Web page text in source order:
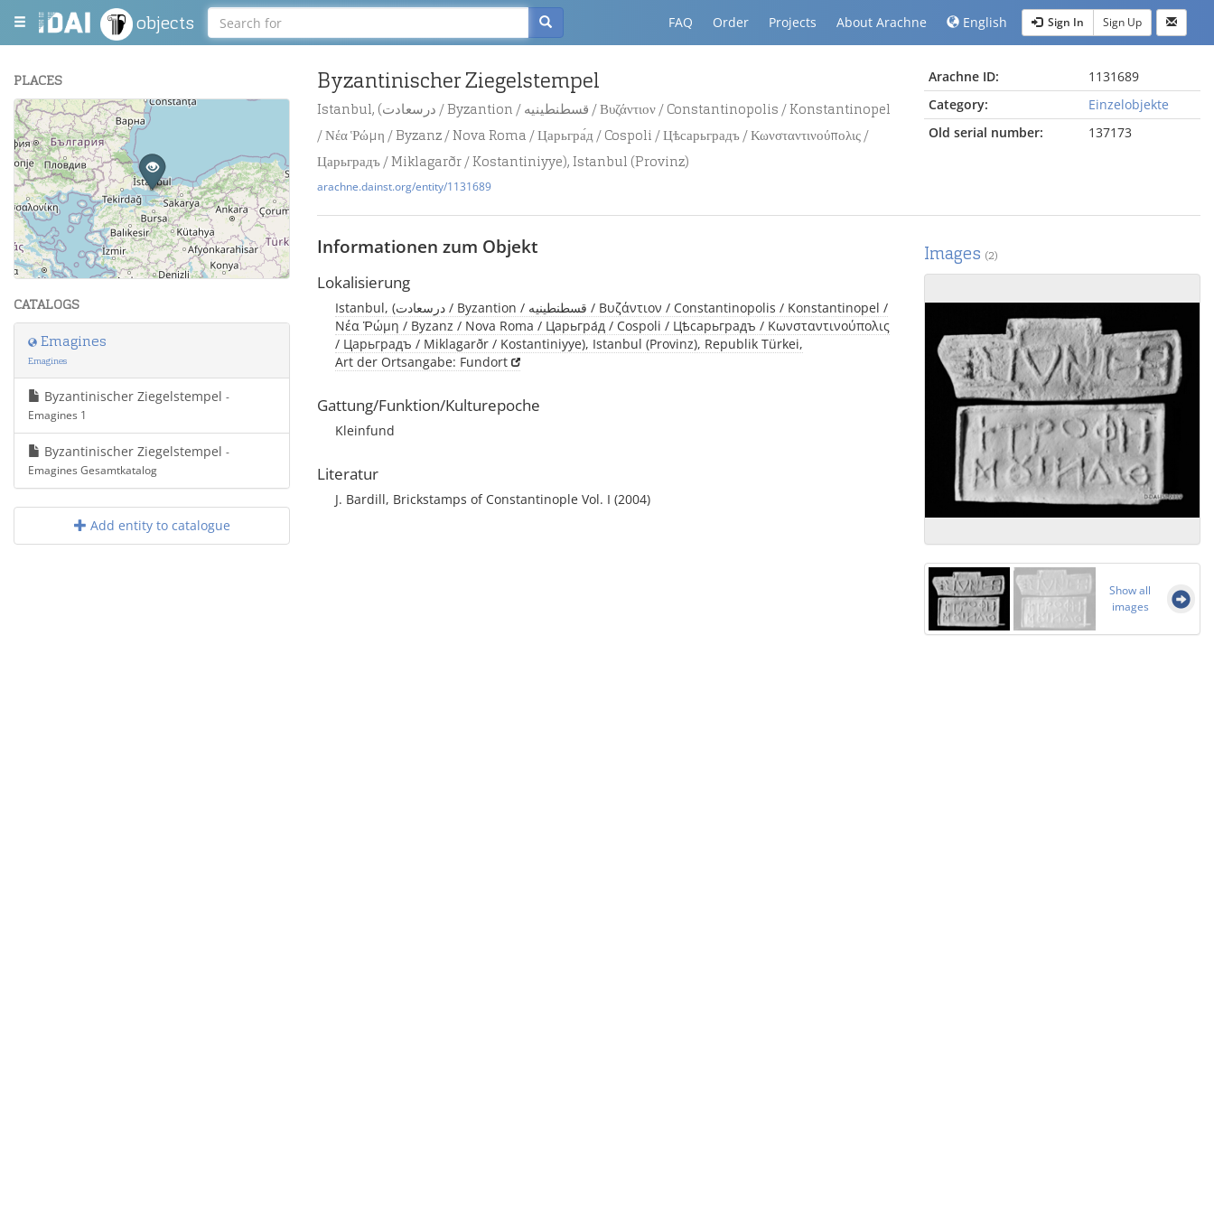
objects FAQ Order Projects About Arachne English Sign In Sign Up
PLACES
+
−
Leaflet| Maps and Data ©OpenStreetMap.
CATALOGS
Emagines
Emagines
Byzantinischer Ziegelstempel -
Emagines 1
Byzantinischer Ziegelstempel -
Emagines Gesamtkatalog
Add entity to catalogue
Byzantinischer Ziegelstempel
Istanbul, (درسعادت / Byzantion / قسطنطينيه / Βυζάντιον / Constantinopolis / Konstantinopel
/ Νέα Ῥώμη / Byzanz / Nova Roma / Царьгра́д / Cospoli / Цѣсарьградъ / Κωνσταντινούπολις /
Царьградъ / Miklagarðr / Kostantiniyye), Istanbul (Provinz)
arachne.dainst.org/entity/1131689
Arachne ID:
1131689
Category:
Einzelobjekte
Old serial number:
137173
Informationen zum Objekt
Lokalisierung
Istanbul, (درسعادت / Byzantion / قسطنطينيه / Βυζάντιον / Constantinopolis / Konstantinopel /
Νέα Ῥώμη / Byzanz / Nova Roma / Царьгра́д / Cospoli / Цѣсарьградъ / Κωνσταντινούπολις
/ Царьградъ / Miklagarðr / Kostantiniyye), Istanbul (Provinz), Republik Türkei,
Art der Ortsangabe: Fundort
Gattung/Funktion/Kulturepoche
Kleinfund
Literatur
J. Bardill, Brickstamps of Constantinople Vol. I (2004)
Images (2)
Show all
images